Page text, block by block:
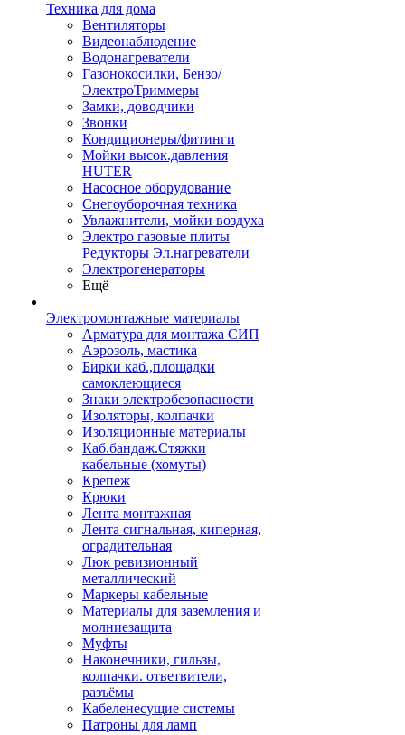
Техника для дома
Вентиляторы
Видеонаблюдение
Водонагреватели
Газонокосилки, Бензо/
ЭлектроТриммеры
Замки, доводчики
Звонки
Кондиционеры/фитинги
Мойки высок.давления
HUTER
Насосное оборудование
Снегоуборочная техника
Увлажнители, мойки воздуха
Электро газовые плиты
Редукторы Эл.нагреватели
Электрогенераторы
Ещё
Электромонтажные материалы
Арматура для монтажа СИП
Аэрозоль, мастика
Бирки каб.,площадки
самоклеющиеся
Знаки электробезопасности
Изоляторы, колпачки
Изоляционные материалы
Каб.бандаж.Стяжки
кабельные (хомуты)
Крепеж
Крюки
Лента монтажная
Лента сигнальная, киперная,
оградительная
Люк ревизионный
металлический
Маркеры кабельные
Материалы для заземления и
молниезащита
Муфты
Наконечники, гильзы,
колпачки. ответвители,
разъёмы
Кабеленесущие системы
Патроны для ламп